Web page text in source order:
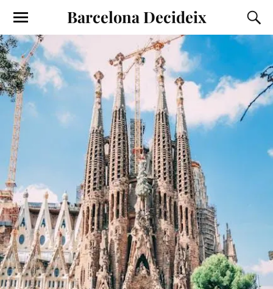
Barcelona Decideix